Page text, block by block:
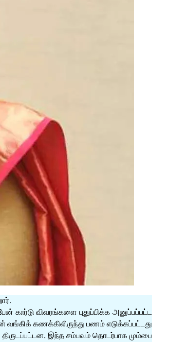
கார்டு விவரங்களை புதுப்பிக்க அனுப்பப்பட்ட
கணக்கிலிருந்து பணம் எடுக்கப்பட்டது
இந்த சம்பவம் தொடர்பாக மும்பை